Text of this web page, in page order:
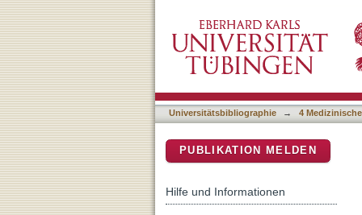
Preexisting
cancer patients
Universitätsbibliographie → 4
PUBLIKATION MELDEN
Hilfe und Informationen